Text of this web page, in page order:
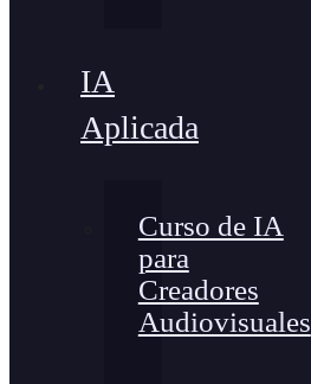
IA
Aplicada
Curso de IA
para
Creadores
Audiovisuales